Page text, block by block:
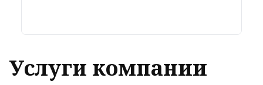
Услуги компании